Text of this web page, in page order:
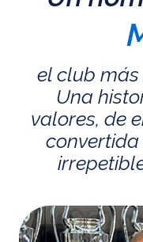
el club
Una
valores, de